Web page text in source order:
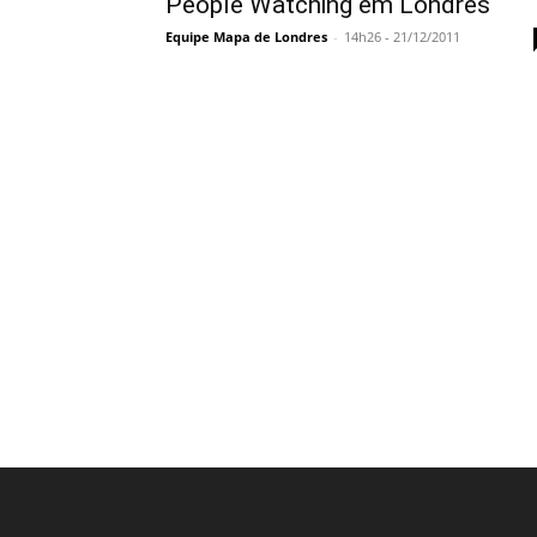
Equipe Mapa de Londres - 14h26 - 21/12/2011